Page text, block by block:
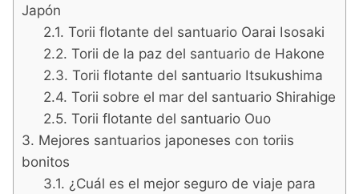
Japón
Torii flotante del santuario Oarai Isosaki
Torii de la paz del santuario de Hakone
Torii flotante del santuario Itsukushima
Torii sobre el mar del santuario Shirahige
Torii flotante del santuario Ouo
Mejores santuarios japoneses con toriis
bonitos
¿Cuál es el mejor seguro de viaje para